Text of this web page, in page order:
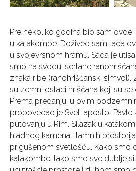
Pre nekoliko godina bio sam ovde
u katakombe. Doživeo sam tada
u svojevrsnom hramu. Sada je
smo na svodu iscrtane
znaka ribe (ranohrišćanski simvol).
su zemni ostaci hrišćana koji su
Prema predanju, u ovim
propovedao je Sveti apostol Pavle
putovanju u Rim. Silazak u
hladnog kamena i tamnih
prigušenom svetlošću. Kako smo
katakombe, tako smo sve dublje